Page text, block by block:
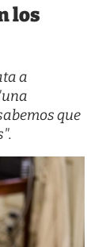
los
a
que